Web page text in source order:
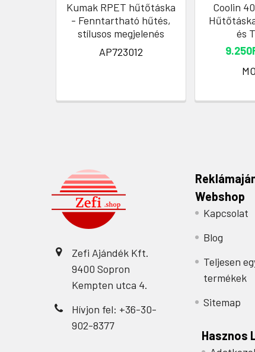
Kumak RPET hűtőtáska
- Fenntartható hűtés,
stílusos megjelenés
AP723012
Coolin
és
Zefi Ajándék Kft.
9400 Sopron
Kempten utca 4.
Hívjon fel: +36-30-
902-8377
Webshop
Kapcsolat
Blog
Teljesen
termékek
Sitemap
Hasznos